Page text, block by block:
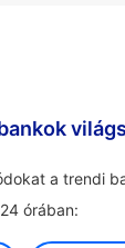
a trendi
24 órában: